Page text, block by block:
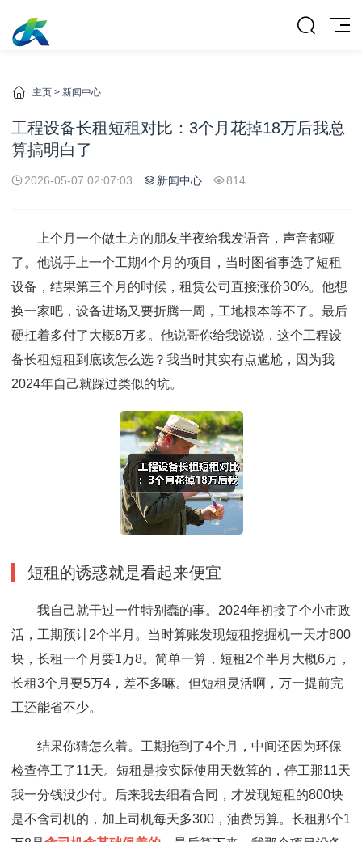
主页 > 新闻中心
工程设备长租短租对比：3个月花掉18万后我总
算搞明白了
2026-05-07 02:07:03 新闻中心 814
上个月一个做土方的朋友半夜给我发语音，声音都哑
了。他说手上一个工期4个月的项目，当时图省事选了短租
设备，结果第三个月的时候，租赁公司直接涨价30%。他想
换一家吧，设备进场又要折腾一周，工地根本等不了。最后
硬扛着多付了大概8万多。他说哥你给我说说，这个工程设
备长租短租到底该怎么选？我当时其实有点尴尬，因为我
2024年自己就踩过类似的坑。
短租的诱惑就是看起来便宜
我自己就干过一件特别蠢的事。2024年初接了个小市政
活，工期预计2个半月。当时算账发现短租挖掘机一天才800
块，长租一个月要1万8。简单一算，短租2个半月大概6万，
长租3个月要5万4，差不多嘛。但短租灵活啊，万一提前完
工还能省不少。
结果你猜怎么着。工期拖到了4个月，中间还因为环保
检查停工了11天。短租是按实际使用天数算的，停工那11天
我一分钱没少付。后来我去细看合同，才发现短租的800块
是不含司机的，加上司机每天多300，油费另算。长租那个1